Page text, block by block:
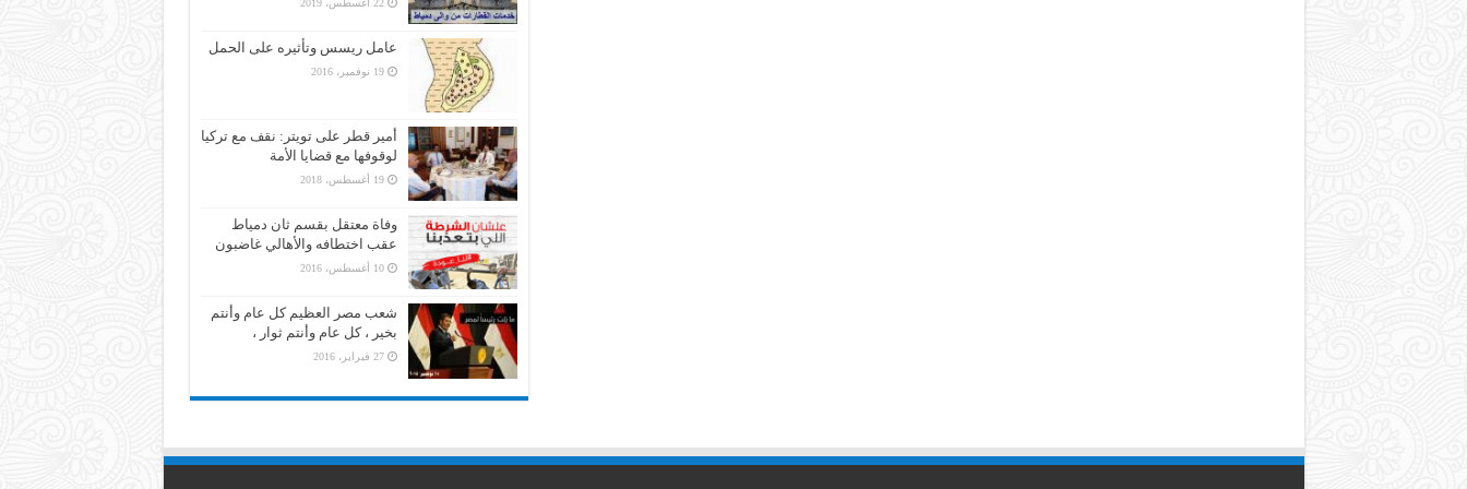
22 أغسطس، 2019
عامل ريسس وتأثيره على الحمل
19 نوفمبر، 2016
أمير قطر على تويتر: نقف مع تركيا
لوقوفها مع قضايا الأمة
19 أغسطس، 2018
وفاة معتقل بقسم ثان دمياط
عقب اختطافه والأهالي غاضبون
10 أغسطس، 2016
شعب مصر العظيم كل عام وأنتم
بخير ، كل عام وأنتم ثوار ،
27 فبراير، 2016